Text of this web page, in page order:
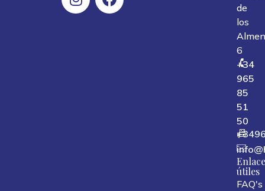
de
los
6
+34
965
85
51
50
útiles
FAQ's